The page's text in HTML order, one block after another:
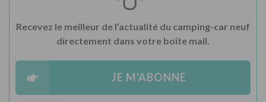
Recevez le meilleur de l’actualité du camping-car neuf
directement dans votre boîte mail.
JE M'ABONNE